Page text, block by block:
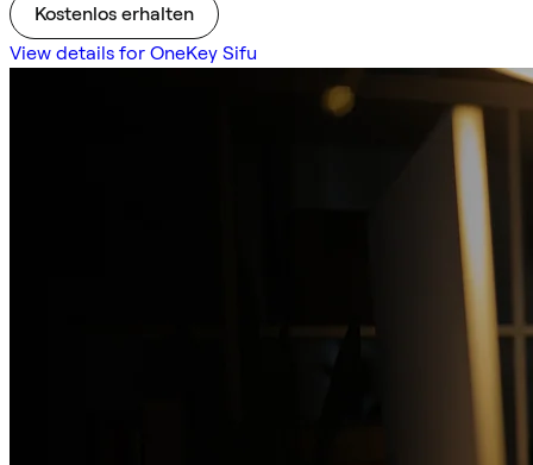
Kostenlos erhalten
View details for OneKey Sifu